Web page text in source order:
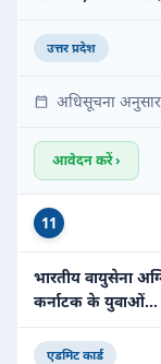
उत्तर प्रदेश
अधिसूचना अनुसार
आवेदन करें ›
11
भारतीय वायुसेना
कर्नाटक के युवाओं…
एडमिट कार्ड